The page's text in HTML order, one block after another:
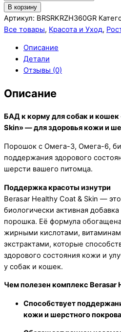
товара
Healthy
Coat
Skin
для
кожи
шерсти,
360
г
В корзину
Артикул: BRSRKRZH360GR
Все товары, Красота и Уход,
Описание
Детали
Отзывы (0)
Описание
БАД к корму для собак и кошек
Skin» — для здоровья кожи и
Порошок с Омега-3, Омега-6,
поддержания здорового
шерсти вашего питомца.
Поддержка красоты изнутри
Berasar Healthy Coat & Skin —
биологически активная
порошка. Её формула
жирными кислотами,
экстрактами, которые
здорового состояния кожи и
у собак и кошек.
Чем полезен комплекс Berasar
Способствует
кожи и шерстного